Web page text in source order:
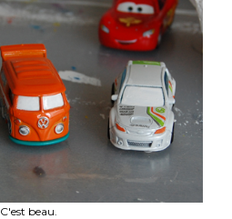
C'est beau.